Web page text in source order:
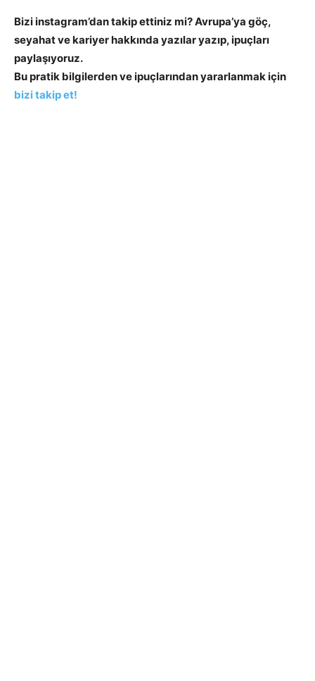
Bizi instagram’dan takip ettiniz mi? Avrupa’ya göç,
seyahat ve kariyer hakkında yazılar yazıp, ipuçları
paylaşıyoruz.
Bu pratik bilgilerden ve ipuçlarından yararlanmak için
bizi takip et!